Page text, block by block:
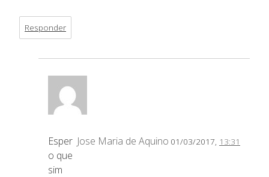
Responder
Jose Maria de Aquino 01/03/2017, 13:31
Esper
o que
sim